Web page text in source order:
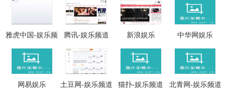
雅虎中国-娱乐频
道
腾讯-娱乐频道 新浪娱乐 中华网娱乐
网易娱乐 土豆网-娱乐频道 猫扑-娱乐频道 北青网-娱乐频道